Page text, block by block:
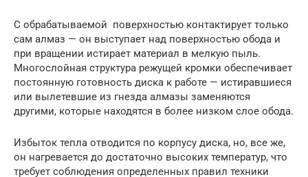
С обрабатываемой поверхностью контактирует только
сам алмаз — он выступает над поверхностью обода и
при вращении истирает материал в мелкую пыль.
Многослойная структура режущей кромки обеспечивает
постоянную готовность диска к работе — истиравшиеся
или вылетевшие из гнезда алмазы заменяются
другими, которые находятся в более низком слое обода.
Избыток тепла отводится по корпусу диска, но, все же,
он нагревается до достаточно высоких температур, что
требует соблюдения определенных правил техники